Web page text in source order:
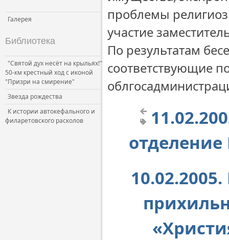
Галерея
Библиотека
"Святой дух несёт на крыльях!"
50-км крестный ход с иконой
"Призри на смирение"
Звезда рождества
К истории автокефального и
филаретовского расколов
проблемы
участие
По результатам
соответствующие